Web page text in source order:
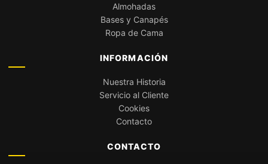
Almohadas
Bases y Canapés
Ropa de Cama
INFORMACIÓN
Nuestra Historia
Servicio al Cliente
Cookies
Contacto
CONTACTO